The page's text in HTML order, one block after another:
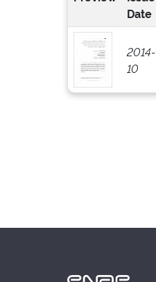
Date
2014-
10